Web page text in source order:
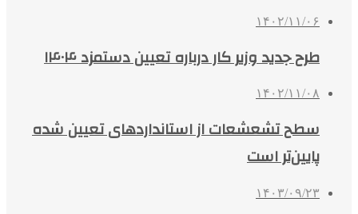
۱۴۰۲/۱۱/۰۶
طرح جدید وزیر کار درباره تعیین دستمزد ۱۴۰۴
۱۴۰۲/۱۱/۰۸
سطح تشعشعات از استانداردهای تعیین شده
پایین‌تر است
۱۴۰۳/۰۹/۲۳